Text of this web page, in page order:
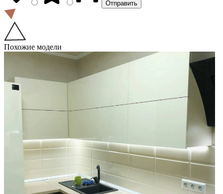
Похожие модели